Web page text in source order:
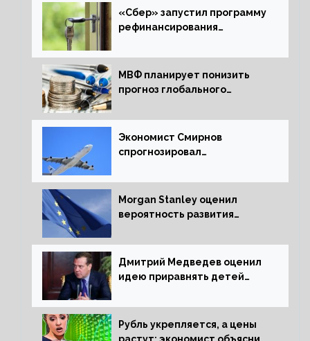
«Сбер» запустил программу
рефинансирования
МВФ планирует понизить
прогноз глобального
следующем отчете
Экономист Смирнов
спрогнозировал
России
Morgan Stanley оценил
вероятность развития
Дмитрий Медведев оценил
идею приравнять детей
Рубль укрепляется, а цены